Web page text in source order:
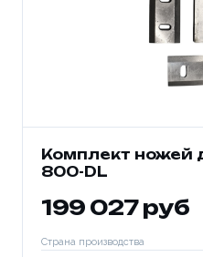
Комплект ножей
800-DL
199 027 руб
Страна производства